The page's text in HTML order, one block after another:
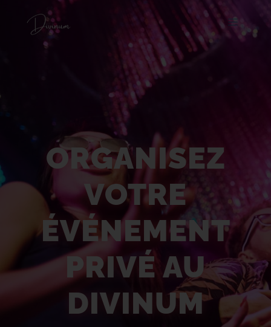
Organisez votre
événement privé au
Divinum
ORGANISEZ
VOTRE
ÉVÉNEMENT
PRIVÉ AU
DIVINUM